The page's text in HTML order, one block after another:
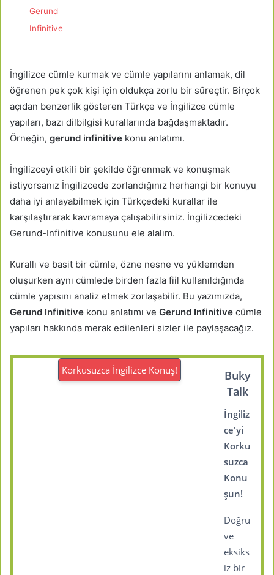
Gerund
Infinitive
İngilizce cümle kurmak ve cümle yapılarını anlamak, dil
öğrenen pek çok kişi için oldukça zorlu bir süreçtir. Birçok
açıdan benzerlik gösteren Türkçe ve İngilizce cümle
yapıları, bazı dilbilgisi kurallarında bağdaşmaktadır.
Örneğin, gerund infinitive konu anlatımı.
İngilizceyi etkili bir şekilde öğrenmek ve konuşmak
istiyorsanız İngilizcede zorlandığınız herhangi bir konuyu
daha iyi anlayabilmek için Türkçedeki kurallar ile
karşılaştırarak kavramaya çalışabilirsiniz. İngilizcedeki
Gerund-Infinitive konusunu ele alalım.
Kurallı ve basit bir cümle, özne nesne ve yüklemden
oluşurken aynı cümlede birden fazla fiil kullanıldığında
cümle yapısını analiz etmek zorlaşabilir. Bu yazımızda,
Gerund Infinitive konu anlatımı ve Gerund Infinitive cümle
yapıları hakkında merak edilenleri sizler ile paylaşacağız.
Korkusuzca İngilizce Konuş!
Buky
Talk
İngiliz
ce'yi
Korku
suzca
Konu
şun!
Doğru
ve
eksiks
iz bir